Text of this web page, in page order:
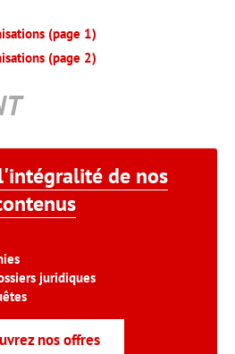
(page 1)
(page 2)
de nos
juridiques
nos offres